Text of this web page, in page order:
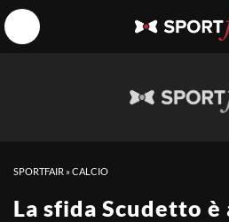
SPORTFAIR »CALCIO
La sfida Scudetto è